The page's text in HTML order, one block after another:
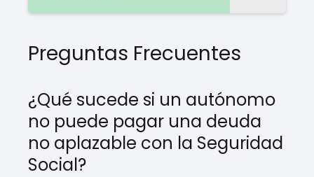
Preguntas Frecuentes
¿Qué sucede si un autónomo
no puede pagar una deuda
no aplazable con la Seguridad
Social?